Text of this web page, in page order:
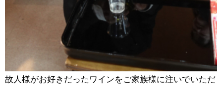
故人様がお好きだったワインをご家族様に注いでいただ